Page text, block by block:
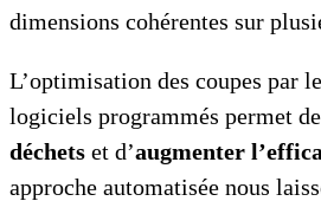
dimensions cohérentes sur
L’optimisation des coupes par
logiciels programmés permet de
déchets et d’augmenter
approche automatisée nous